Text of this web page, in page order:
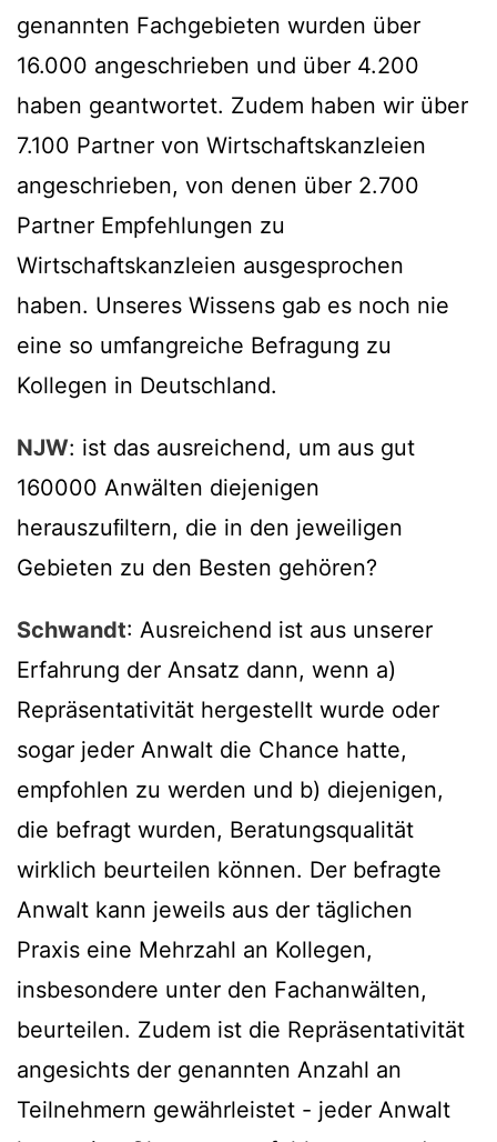
genannten Fachgebieten wurden über
16.000 angeschrieben und über 4.200
haben geantwortet. Zudem haben wir über
7.100 Partner von Wirtschaftskanzleien
angeschrieben, von denen über 2.700
Partner Empfehlungen zu
Wirtschaftskanzleien ausgesprochen
haben. Unseres Wissens gab es noch nie
eine so umfangreiche Befragung zu
Kollegen in Deutschland.
NJW: ist das ausreichend, um aus gut
160000 Anwälten diejenigen
herauszuﬁltern, die in den jeweiligen
Gebieten zu den Besten gehören?
Schwandt: Ausreichend ist aus unserer
Erfahrung der Ansatz dann, wenn a)
Repräsentativität hergestellt wurde oder
sogar jeder Anwalt die Chance hatte,
empfohlen zu werden und b) diejenigen,
die befragt wurden, Beratungsqualität
wirklich beurteilen können. Der befragte
Anwalt kann jeweils aus der täglichen
Praxis eine Mehrzahl an Kollegen,
insbesondere unter den Fachanwälten,
beurteilen. Zudem ist die Repräsentativität
angesichts der genannten Anzahl an
Teilnehmern gewährleistet - jeder Anwalt